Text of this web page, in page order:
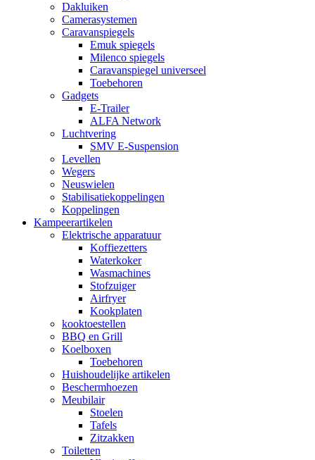
Dakluiken
Camerasystemen
Caravanspiegels
Emuk spiegels
Milenco spiegels
Caravanspiegel universeel
Toebehoren
Gadgets
E-Trailer
ALFA Network
Luchtvering
SMV E-Suspension
Levellen
Wegers
Neuswielen
Stabilisatiekoppelingen
Koppelingen
Kampeerartikelen
Elektrische apparatuur
Koffiezetters
Waterkoker
Wasmachines
Stofzuiger
Airfryer
Kookplaten
kooktoestellen
BBQ en Grill
Koelboxen
Toebehoren
Huishoudelijke artikelen
Beschermhoezen
Meubilair
Stoelen
Tafels
Zitzakken
Toiletten